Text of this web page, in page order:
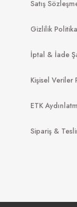
Satış
Gizlilik
İptal & İade
Kişisel Veriler
ETK
Sipariş &